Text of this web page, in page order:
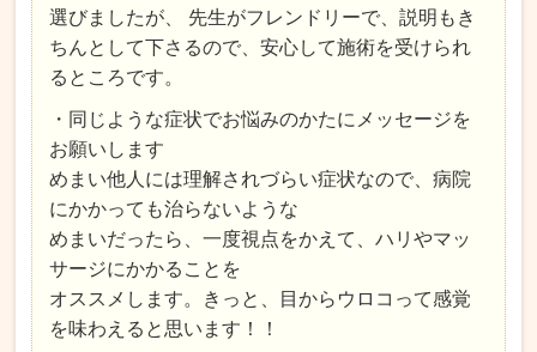
選びましたが、 先生がフレンドリーで、説明もき
ちんとして下さるので、安心して施術を受けられ
るところです。
・同じような症状でお悩みのかたにメッセージを
お願いします
めまい他人には理解されづらい症状なので、病院
にかかっても治らないような
めまいだったら、一度視点をかえて、ハリやマッ
サージにかかることを
オススメします。
きっと、目からウロコって感覚
を味わえると思います！！